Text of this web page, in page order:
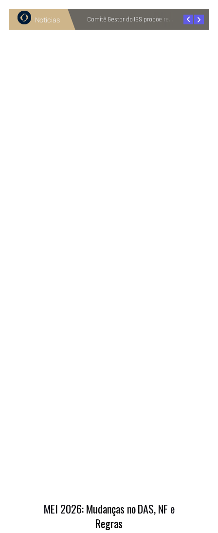
Notícias
Recuperação judicial cresce entre micro e pequenas empresas Comitê Gestor do IBS propõe reter metade de 2027
MEI 2026: Mudanças no DAS, NF e
Regras